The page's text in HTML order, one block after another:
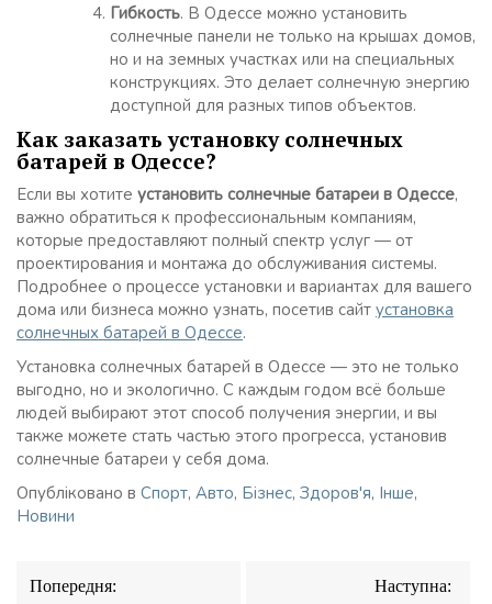
Гибкость. В Одессе можно установить
солнечные панели не только на крышах домов,
но и на земных участках или на специальных
конструкциях. Это делает солнечную энергию
доступной для разных типов объектов.
Как заказать установку солнечных
батарей в Одессе?
Если вы хотите установить солнечные батареи в Одессе,
важно обратиться к профессиональным компаниям,
которые предоставляют полный спектр услуг — от
проектирования и монтажа до обслуживания системы.
Подробнее о процессе установки и вариантах для вашего
дома или бизнеса можно узнать, посетив сайт установка
солнечных батарей в Одессе.
Установка солнечных батарей в Одессе — это не только
выгодно, но и экологично. С каждым годом всё больше
людей выбирают этот способ получения энергии, и вы
также можете стать частью этого прогресса, установив
солнечные батареи у себя дома.
Опубліковано в Спорт, Авто, Бізнес, Здоров'я, Інше,
Новини
Навігація
Попередня: Наступна: